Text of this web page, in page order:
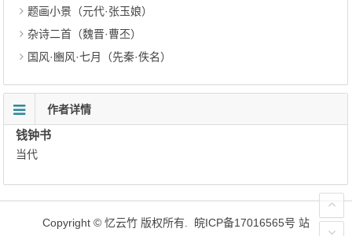
题画小景（元代·张玉娘）
杂诗二首（魏晋·曹丕）
国风·豳风·七月（先秦·佚名）
作者详情
钱钟书
当代
Copyright © 忆云竹 版权所有. 皖ICP备17016565号 站